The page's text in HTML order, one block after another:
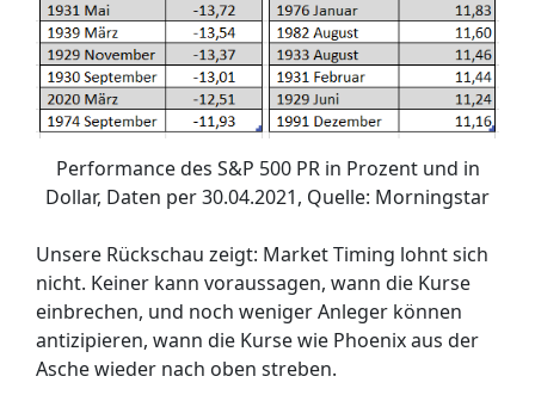
Performance des S&P 500 PR in Prozent und in
Dollar, Daten per 30.04.2021, Quelle: Morningstar
Unsere Rückschau zeigt: Market Timing lohnt sich
nicht. Keiner kann voraussagen, wann die Kurse
einbrechen, und noch weniger Anleger können
antizipieren, wann die Kurse wie Phoenix aus der
Asche wieder nach oben streben.